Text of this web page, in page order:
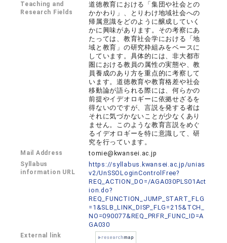
Teaching and
Research Fields
道徳教育における「集団や社会との
かかわり」、とりわけ地域社会への
帰属意識をどのように醸成していく
かに興味があります。その考察にあ
たっては、教育社会学における「地
域と教育」の研究枠組みをベースに
しています。具体的には、非大都市
圏における教員の属性の実態や、教
員養成のあり方を重点的に考察して
います。道徳教育や教育格差や社会
移動論が語られる際には、何らかの
前提やイデオロギーに依拠せざるを
得ないのですが、言説を発する者は
それに気づかないことが少なくあり
ません。このような教育言説をめぐ
るイデオロギーを特に意識して、研
究を行っています。
Mail Address tomie@kwansei.ac.jp
Syllabus
information URL
https://syllabus.kwansei.ac.jp/unias
v2/UnSSOLoginControlFree?
REQ_ACTION_DO=/AGA030PLS01Act
ion.do?
REQ_FUNCTION_JUMP_START_FLG
=1&SLB_LINK_DISP_FLG=215&TCH_
NO=090077&REQ_PRFR_FUNC_ID=A
GA030
External link